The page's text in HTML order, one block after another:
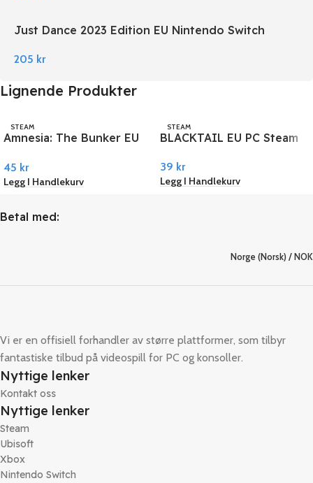
Just Dance 2023 Edition EU Nintendo Switch
205 kr
Lignende Produkter
STEAM
Amnesia: The Bunker EU
45 kr
Legg I Handlekurv
STEAM
BLACKTAIL EU PC Steam
39 kr
Legg I Handlekurv
Betal med:
Norge (Norsk) / NOK
Vi er en offisiell forhandler av større plattformer, som tilbyr
fantastiske tilbud på videospill for PC og konsoller.
Nyttige lenker
Kontakt oss
Nyttige lenker
Steam
Ubisoft
Xbox
Nintendo Switch